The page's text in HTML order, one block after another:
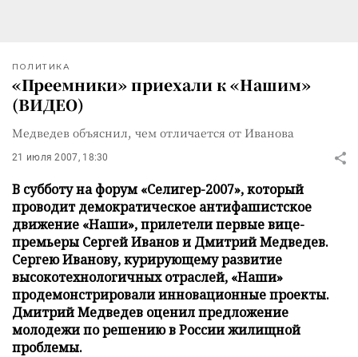
ПОЛИТИКА
«Преемники» приехали к «Нашим»
(ВИДЕО)
Медведев объяснил, чем отличается от Иванова
21 июля 2007, 18:30
В субботу на форум «Селигер-2007», который
проводит демократическое антифашистское
движение «Наши», прилетели первые вице-
премьеры Сергей Иванов и Дмитрий Медведев.
Сергею Иванову, курирующему развитие
высокотехнологичных отраслей, «Наши»
продемонстрировали инновационные проекты.
Дмитрий Медведев оценил предложение
молодежи по решению в России жилищной
проблемы.